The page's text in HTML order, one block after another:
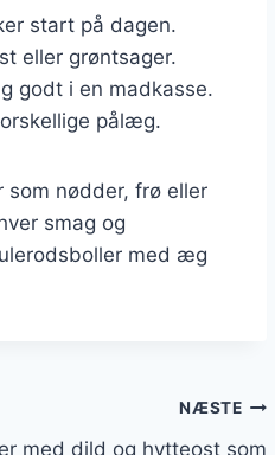
start på dagen.
eller grøntsager.
godt i en madkasse.
pålæg.
som nødder, frø eller
smag og
med æg
NÆSTE
med dild og hytteost som